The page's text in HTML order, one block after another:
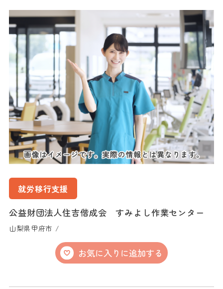
就労移行支援
公益財団法人住吉偕成会 すみよし作業センター
山梨県甲府市 /
お気に入りに追加する